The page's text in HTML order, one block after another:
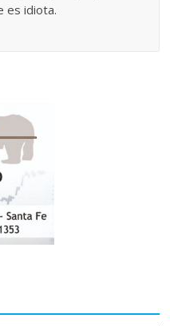
es idiota.